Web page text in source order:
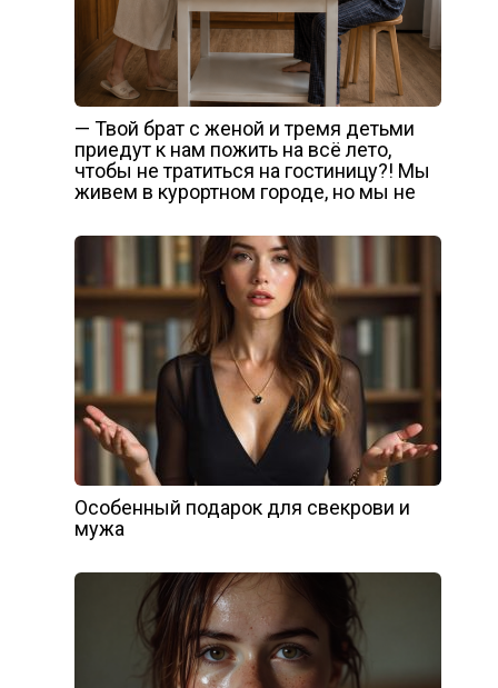
— Твой брат с женой и тремя детьми
приедут к нам пожить на всё лето,
чтобы не тратиться на гостиницу?! Мы
живем в курортном городе, но мы не
Особенный подарок для свекрови и
мужа